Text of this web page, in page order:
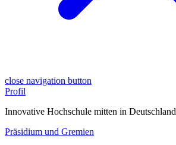
close navigation button
Profil
Innovative Hochschule mitten in Deutschland
Präsidium und Gremien